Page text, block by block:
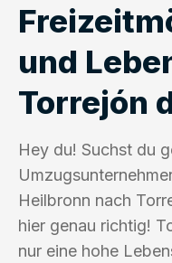
und
Torrejón
Hey du! Suchst du
Heilbronn nach
hier genau richtig!
nur eine hohe